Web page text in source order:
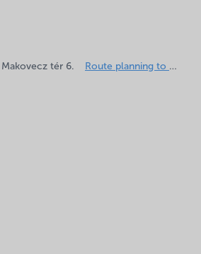
tér 6. Route planning to the following location